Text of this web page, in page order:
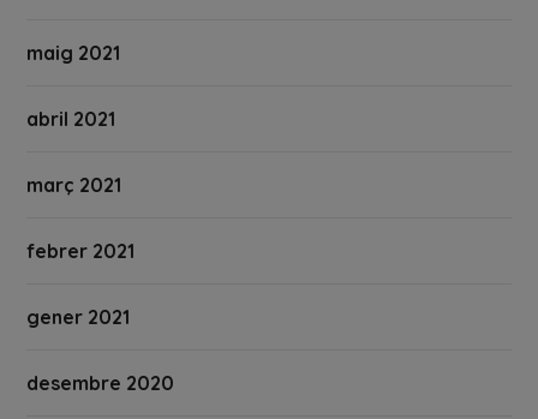
maig 2021
abril 2021
març 2021
febrer 2021
gener 2021
desembre 2020